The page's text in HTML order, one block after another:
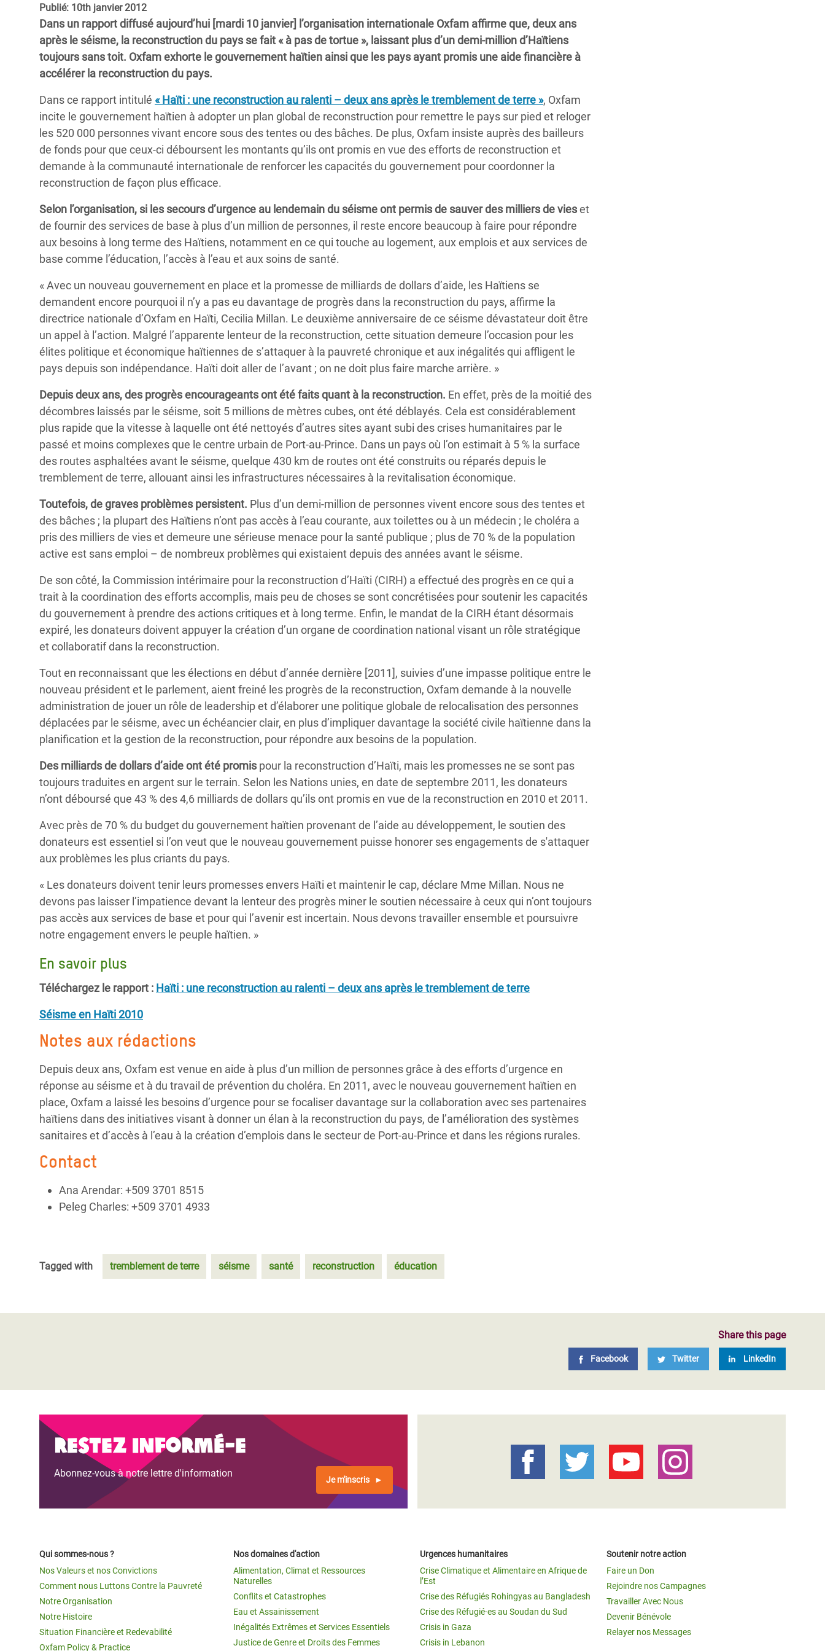
Conflits et Catastrophes
Inégalités Extrêmes et
Services Essentiels
Inequality and Rights in a
Digital Age
Gender, Rights, and Justice
Alimentaire en Afrique de
l’Est
Crise des Réfugiés Rohingyas
au Bangladesh
Crise des Réfugié·es au
Soudan du Sud
#MonClimatMonAvenir
Mettons Fin à la Souffrance qui se Cache
Derrière notre Alimentation
Les Violences Faites aux Femmes et aux
Filles, Ça Suffit !
Publié: 10th janvier 2012
Dans un rapport diffusé aujourd’hui [mardi 10 janvier] l’organisation internationale Oxfam affirme que, deux ans
après le séisme, la reconstruction du pays se fait « à pas de tortue », laissant plus d’un demi-million d’Haïtiens
toujours sans toit. Oxfam exhorte le gouvernement haïtien ainsi que les pays ayant promis une aide financière à
accélérer la reconstruction du pays.
Dans ce rapport intitulé « Haïti : une reconstruction au ralenti – deux ans après le tremblement de terre », Oxfam
incite le gouvernement haïtien à adopter un plan global de reconstruction pour remettre le pays sur pied et reloger
les 520 000 personnes vivant encore sous des tentes ou des bâches. De plus, Oxfam insiste auprès des bailleurs
de fonds pour que ceux-ci déboursent les montants qu’ils ont promis en vue des efforts de reconstruction et
demande à la communauté internationale de renforcer les capacités du gouvernement pour coordonner la
reconstruction de façon plus efficace.
Selon l’organisation, si les secours d’urgence au lendemain du séisme ont permis de sauver des milliers de vieset
de fournir des services de base à plus d’un million de personnes, il reste encore beaucoup à faire pour répondre
aux besoins à long terme des Haïtiens, notamment en ce qui touche au logement, aux emplois et aux services de
base comme l’éducation, l’accès à l’eau et aux soins de santé.
« Avec un nouveau gouvernement en place et la promesse de milliards de dollars d’aide, les Haïtiens se
demandent encore pourquoi il n’y a pas eu davantage de progrès dans la reconstruction du pays, affirme la
directrice nationale d’Oxfam en Haïti, Cecilia Millan. Le deuxième anniversaire de ce séisme dévastateur doit être
un appel à l’action. Malgré l’apparente lenteur de la reconstruction, cette situation demeure l’occasion pour les
élites politique et économique haïtiennes de s’attaquer à la pauvreté chronique et aux inégalités qui affligent le
pays depuis son indépendance. Haïti doit aller de l’avant ; on ne doit plus faire marche arrière. »
Depuis deux ans, des progrès encourageants ont été faits quant à la reconstruction. En effet, près de la moitié des
décombres laissés par le séisme, soit 5 millions de mètres cubes, ont été déblayés. Cela est considérablement
plus rapide que la vitesse à laquelle ont été nettoyés d’autres sites ayant subi des crises humanitaires par le
passé et moins complexes que le centre urbain de Port-au-Prince. Dans un pays où l’on estimait à 5 % la surface
des routes asphaltées avant le séisme, quelque 430 km de routes ont été construits ou réparés depuis le
tremblement de terre, allouant ainsi les infrastructures nécessaires à la revitalisation économique.
Toutefois, de graves problèmes persistent. Plus d’un demi-million de personnes vivent encore sous des tentes et
des bâches ; la plupart des Haïtiens n’ont pas accès à l’eau courante, aux toilettes ou à un médecin ; le choléra a
pris des milliers de vies et demeure une sérieuse menace pour la santé publique ; plus de 70 % de la population
active est sans emploi – de nombreux problèmes qui existaient depuis des années avant le séisme.
De son côté, la Commission intérimaire pour la reconstruction d’Haïti (CIRH) a effectué des progrès en ce qui a
trait à la coordination des efforts accomplis, mais peu de choses se sont concrétisées pour soutenir les capacités
du gouvernement à prendre des actions critiques et à long terme. Enfin, le mandat de la CIRH étant désormais
expiré, les donateurs doivent appuyer la création d’un organe de coordination national visant un rôle stratégique
et collaboratif dans la reconstruction.
Tout en reconnaissant que les élections en début d’année dernière [2011], suivies d’une impasse politique entre le
nouveau président et le parlement, aient freiné les progrès de la reconstruction, Oxfam demande à la nouvelle
administration de jouer un rôle de leadership et d’élaborer une politique globale de relocalisation des personnes
déplacées par le séisme, avec un échéancier clair, en plus d’impliquer davantage la société civile haïtienne dans la
planification et la gestion de la reconstruction, pour répondre aux besoins de la population.
Des milliards de dollars d’aide ont été promis pour la reconstruction d’Haïti, mais les promesses ne se sont pas
toujours traduites en argent sur le terrain. Selon les Nations unies, en date de septembre 2011, les donateurs
n’ont déboursé que 43 % des 4,6 milliards de dollars qu’ils ont promis en vue de la reconstruction en 2010 et 2011.
Avec près de 70 % du budget du gouvernement haïtien provenant de l’aide au développement, le soutien des
donateurs est essentiel si l’on veut que le nouveau gouvernement puisse honorer ses engagements de s'attaquer
aux problèmes les plus criants du pays.
« Les donateurs doivent tenir leurs promesses envers Haïti et maintenir le cap, déclare Mme Millan. Nous ne
devons pas laisser l’impatience devant la lenteur des progrès miner le soutien nécessaire à ceux qui n’ont toujours
pas accès aux services de base et pour qui l’avenir est incertain. Nous devons travailler ensemble et poursuivre
notre engagement envers le peuple haïtien. »
En savoir plus
Téléchargez le rapport : Haïti : une reconstruction au ralenti – deux ans après le tremblement de terre
Séisme en Haïti 2010
Notes aux rédactions
Depuis deux ans, Oxfam est venue en aide à plus d’un million de personnes grâce à des efforts d’urgence en
réponse au séisme et à du travail de prévention du choléra. En 2011, avec le nouveau gouvernement haïtien en
place, Oxfam a laissé les besoins d’urgence pour se focaliser davantage sur la collaboration avec ses partenaires
haïtiens dans des initiatives visant à donner un élan à la reconstruction du pays, de l’amélioration des systèmes
sanitaires et d’accès à l’eau à la création d’emplois dans le secteur de Port-au-Prince et dans les régions rurales.
Contact
Ana Arendar: +509 3701 8515
Peleg Charles: +509 3701 4933
Tagged with tremblement de terre séisme santé reconstruction éducation
Share this page
Facebook Twitter LinkedIn
Restez informé-e
Abonnez-vous à notre lettre d'information
Je m'inscris
Qui sommes-nous ?
Nos Valeurs et nos Convictions
Comment nous Luttons Contre la Pauvreté
Notre Organisation
Notre Histoire
Situation Financière et Redevabilité
Oxfam Policy & Practice
Nos domaines d'action
Alimentation, Climat et Ressources
Naturelles
Conflits et Catastrophes
Eau et Assainissement
Inégalités Extrêmes et Services Essentiels
Justice de Genre et Droits des Femmes
Urgences humanitaires
Crise Climatique et Alimentaire en Afrique de
l’Est
Crise des Réfugiés Rohingyas au Bangladesh
Crise des Réfugié·es au Soudan du Sud
Crisis in Gaza
Crisis in Lebanon
Soutenir notre action
Faire un Don
Rejoindre nos Campagnes
Travailler Avec Nous
Devenir Bénévole
Relayer nos Messages